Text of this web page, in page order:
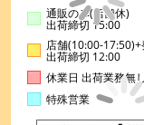
通販のみ(店舗休)
出荷締切 15:00
店舗(10:00-17:50)+
出荷締切 12:00
休業日 出荷業務無し
特殊営業